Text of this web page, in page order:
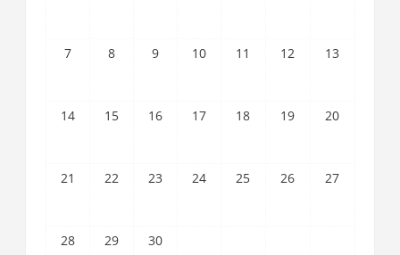
7 8 9 10 11 12 13
14 15 16 17 18 19 20
21 22 23 24 25 26 27
28 29 30